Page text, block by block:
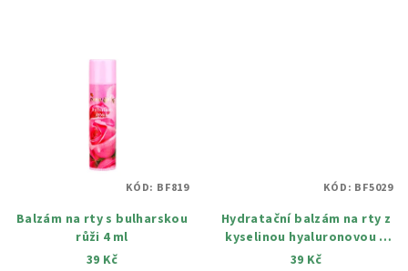
Balzám na rty s bulharskou
růži 4 ml
39 Kč
KÓD: BF819
Hydratační balzám na rty z
kyselinou hyaluronovou a
bulharskou růží 4 ml
39 Kč
KÓD: BF5029